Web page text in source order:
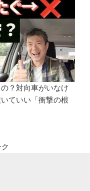
？対向車がいなけ
ていい「衝撃の根